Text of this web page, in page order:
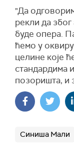
"Да
рекли да
буде опера.
ћемо у
целине које
стандардима
позоришта, и
Синиша Мали